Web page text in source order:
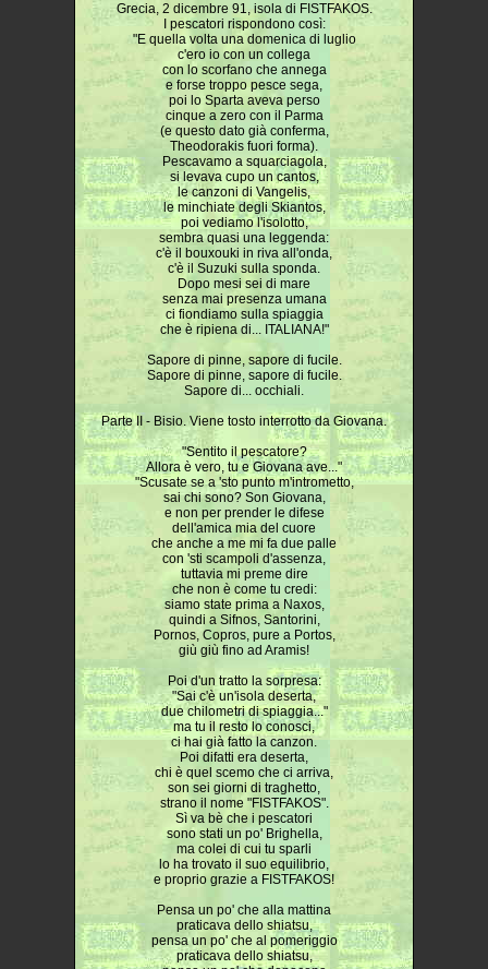
Grecia, 2 dicembre 91, isola di FISTFAKOS.
I pescatori rispondono così:
"E quella volta una domenica di luglio
c'ero io con un collega
con lo scorfano che annega
e forse troppo pesce sega,
poi lo Sparta aveva perso
cinque a zero con il Parma
(e questo dato già conferma,
Theodorakis fuori forma).
Pescavamo a squarciagola,
si levava cupo un cantos,
le canzoni di Vangelis,
le minchiate degli Skiantos,
poi vediamo l'isolotto,
sembra quasi una leggenda:
c'è il bouxouki in riva all'onda,
c'è il Suzuki sulla sponda.
Dopo mesi sei di mare
senza mai presenza umana
ci fiondiamo sulla spiaggia
che è ripiena di... ITALIANA!"
Sapore di pinne, sapore di fucile.
Sapore di pinne, sapore di fucile.
Sapore di... occhiali.
Parte II - Bisio. Viene tosto interrotto da Giovana.
"Sentito il pescatore?
Allora è vero, tu e Giovana ave..."
"Scusate se a 'sto punto m'intrometto,
sai chi sono? Son Giovana,
e non per prender le difese
dell'amica mia del cuore
che anche a me mi fa due palle
con 'sti scampoli d'assenza,
tuttavia mi preme dire
che non è come tu credi:
siamo state prima a Naxos,
quindi a Sifnos, Santorini,
Pornos, Copros, pure a Portos,
giù giù fino ad Aramis!
Poi d'un tratto la sorpresa:
"Sai c'è un'isola deserta,
due chilometri di spiaggia..."
ma tu il resto lo conosci,
ci hai già fatto la canzon.
Poi difatti era deserta,
chi è quel scemo che ci arriva,
son sei giorni di traghetto,
strano il nome "FISTFAKOS".
Sì va bè che i pescatori
sono stati un po' Brighella,
ma colei di cui tu sparli
lo ha trovato il suo equilibrio,
e proprio grazie a FISTFAKOS!
Pensa un po' che alla mattina
praticava dello shiatsu,
pensa un po' che al pomeriggio
praticava dello shiatsu,